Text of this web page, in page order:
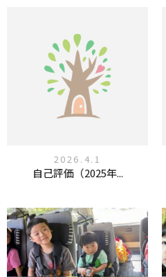
2026.4.1
自己評価（2025年...